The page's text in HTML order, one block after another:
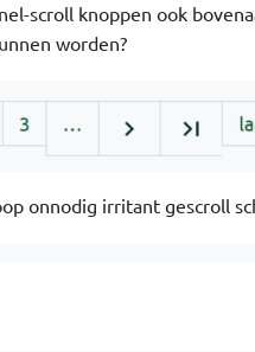
scroll knoppen ook
worden?
onnodig irritant gescroll